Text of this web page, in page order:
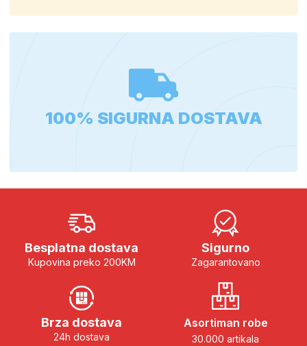
100% SIGURNA DOSTAVA
Besplatna dostava
Kupovina preko 200KM
Sigurno
Zagarantovano
Brza dostava
24h dostava
Asortiman robe
30.000 artikala